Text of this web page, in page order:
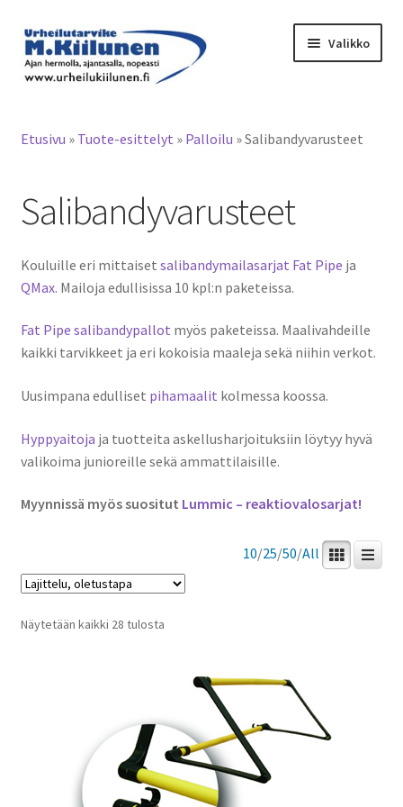
Siirry
navigointiin
Siirry
sisältöön
Valikko
Varaston tyhjennys
Yleisurheilu
Piikkarit, painonnostokengät
Palloilu
tason
Lentopallovarusteet
Pesäpallovälineet
Jääurheilu
Sulkapallovälineet
Tennis
Etusivu » Tuote-esittelyt » Palloilu »Salibandyvarusteet
Salibandyvarusteet
Kouluille eri mittaiset salibandymailasarjat Fat Pipe ja
QMax. Mailoja edullisissa 10 kpl:n paketeissa.
Fat Pipe salibandypallot myös paketeissa. Maalivahdeille
kaikki tarvikkeet ja eri kokoisia maaleja sekä niihin verkot.
Uusimpana edulliset pihamaalit kolmessa koossa.
Hyppyaitoja ja tuotteita askellusharjoituksiin löytyy hyvä
valikoima junioreille sekä ammattilaisille.
Myynnissä myös suositut Lummic – reaktiovalosarjat!
10/25/50/All
Näytetään kaikki 28 tulosta